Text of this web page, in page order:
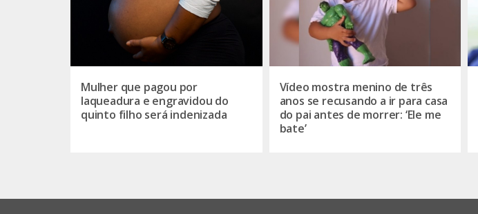
Mulher que pagou por
laqueadura e engravidou do
quinto filho será indenizada
Vídeo mostra menino de três
anos se recusando a ir para casa
do pai antes de morrer: ‘Ele me
bate’